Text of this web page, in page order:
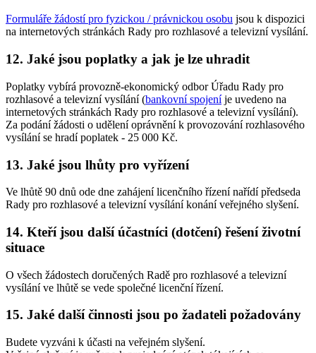
Formuláře žádostí pro fyzickou / právnickou osobu jsou k dispozici
na internetových stránkách Rady pro rozhlasové a televizní vysílání.
12. Jaké jsou poplatky a jak je lze uhradit
Poplatky vybírá provozně-ekonomický odbor Úřadu Rady pro
rozhlasové a televizní vysílání (bankovní spojeníje uvedeno na
internetových stránkách Rady pro rozhlasové a televizní vysílání).
Za podání žádosti o udělení oprávnění k provozování rozhlasového
vysílání se hradí poplatek - 25 000 Kč.
13. Jaké jsou lhůty pro vyřízení
Ve lhůtě 90 dnů ode dne zahájení licenčního řízení nařídí předseda
Rady pro rozhlasové a televizní vysílání konání veřejného slyšení.
14. Kteří jsou další účastníci (dotčení) řešení životní
situace
O všech žádostech doručených Radě pro rozhlasové a televizní
vysílání ve lhůtě se vede společné licenční řízení.
15. Jaké další činnosti jsou po žadateli požadovány
Budete vyzváni k účasti na veřejném slyšení.